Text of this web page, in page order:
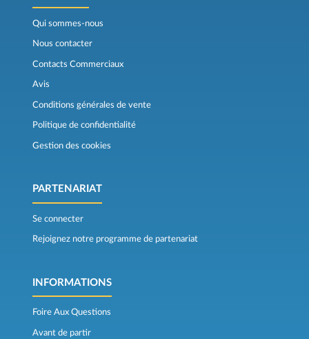
Qui sommes-nous
Nous contacter
Contacts Commerciaux
Avis
Conditions générales de vente
Politique de confidentialité
Gestion des cookies
PARTENARIAT
Se connecter
Rejoignez notre programme de partenariat
INFORMATIONS
Foire Aux Questions
Avant de partir